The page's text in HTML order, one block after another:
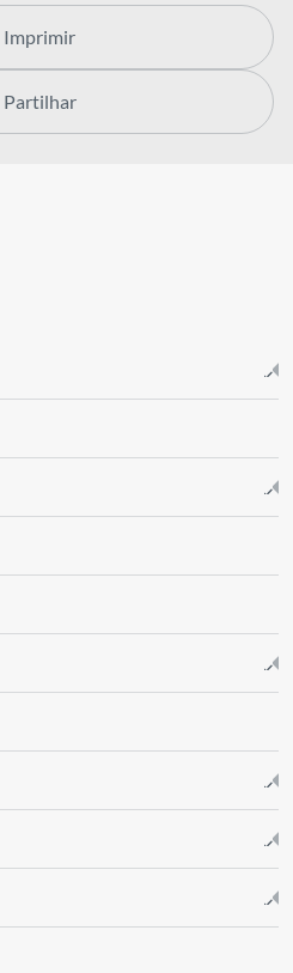
Imprimir
Partilhar